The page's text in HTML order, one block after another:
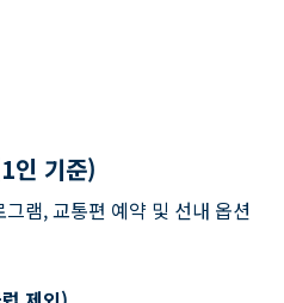
인 기준)
램, 교통편 예약 및 선내 옵션